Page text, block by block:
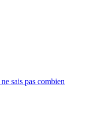
sais pas combien